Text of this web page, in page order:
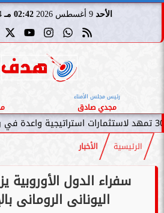
الأحد 9 أغسطس 2026 02:42 مـ
رئيس مجلس الأمناء
مجدي صادق
الرئيسية الأخبار
سفراء الدول الأوروبية
اليونانى الرومانى